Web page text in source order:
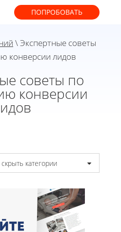
ПОПРОБОВАТЬ
\ Экспертные советы
конверсии лидов
советы по
конверсии
категории